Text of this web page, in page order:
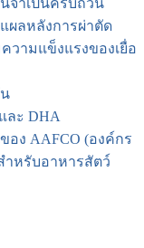
ผลหลังการผ่าตัด
ความแข็งแรงของเยื่อ
ละ DHA
ง AAFCO (องค์กร
หรับอาหารสัตว์